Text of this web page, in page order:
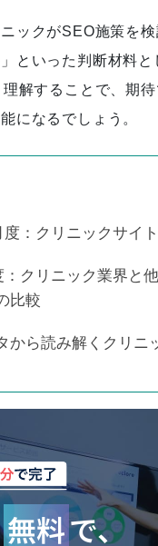
た情報を精査・選別した
アルへ変化
グ様に弊社を紹介頂きま
ショップのSEO対策12選
ックがSEO施策を
といった判断材料
解することで、期
になるでしょう。
：クリニックサイ
：クリニック業界と
比較
ら読み解くクリニ
無料で、